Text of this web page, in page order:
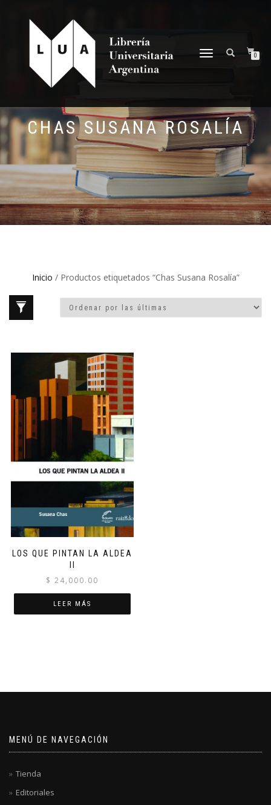
NAVEGACIÓN
0
CHAS SUSANA ROSALÍA
Inicio / Productos etiquetados “Chas Susana Rosalía”
LOS QUE PINTAN LA ALDEA
$ 24,000.00
LEER MÁS
MENÚ DE NAVEGACIÓN
Tienda
Editoriales